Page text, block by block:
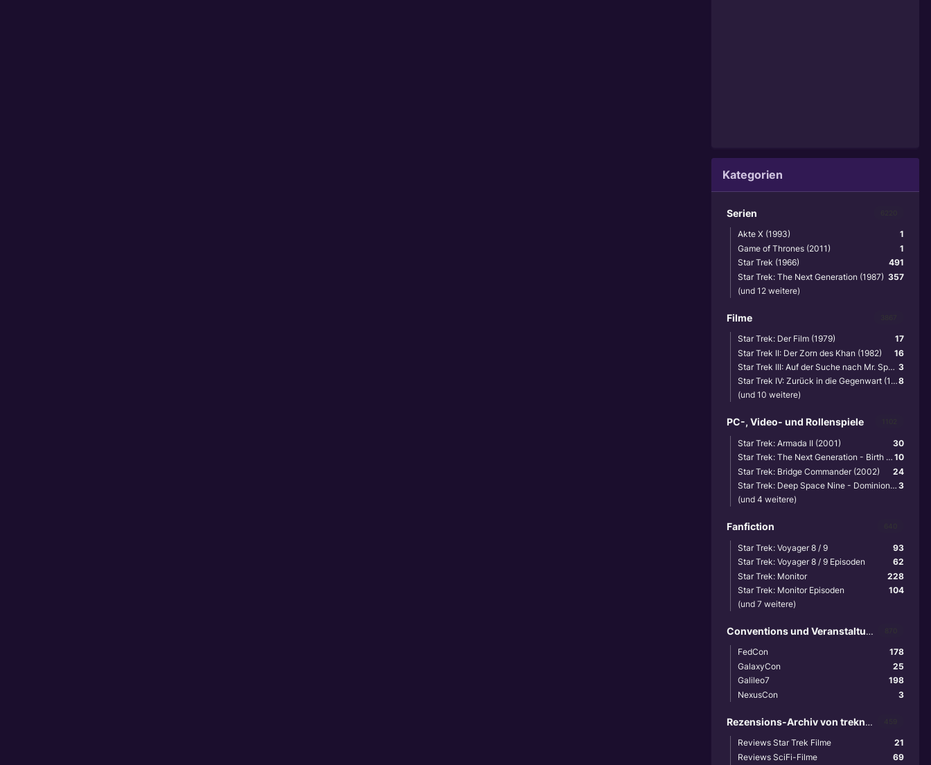
Kategorien
Serien
1
Akte X (1993)
1
Game of Thrones (2011)
491
Star Trek (1966)
357
Star Trek: The Next Generation (1987)
(und 12 weitere)
Filme
17
Star Trek: Der Film (1979)
16
Star Trek II: Der Zorn des Khan (1982)
3
Star Trek III: Auf der Suche nach Mr. Spock (1984)
8
Star Trek IV: Zurück in die Gegenwart (1986)
(und 10 weitere)
PC-, Video- und Rollenspiele
30
Star Trek: Armada II (2001)
10
Star Trek: The Next Generation - Birth of the Federation (1999)
24
Star Trek: Bridge Commander (2002)
3
Star Trek: Deep Space Nine - Dominion Wars (2001)
(und 4 weitere)
Fanfiction
93
Star Trek: Voyager 8 / 9
62
Star Trek: Voyager 8 / 9 Episoden
228
Star Trek: Monitor
104
Star Trek: Monitor Episoden
(und 7 weitere)
Conventions und Veranstaltungen
178
FedCon
25
GalaxyCon
198
Galileo7
3
NexusCon
Rezensions-Archiv von treknews.de
21
Reviews Star Trek Filme
69
Reviews SciFi-Filme